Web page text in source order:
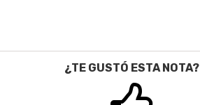
¿TE GUSTÓ ESTA NOTA?